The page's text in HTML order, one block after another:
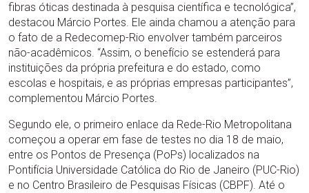
fibras óticas destinada à pesquisa científica e tecnológica”,
destacou Márcio Portes. Ele ainda chamou a atenção para
o fato de a Redecomep-Rio envolver também parceiros
não-acadêmicos. “Assim, o benefício se estenderá para
instituições da própria prefeitura e do estado, como
escolas e hospitais, e as próprias empresas participantes”,
complementou Márcio Portes.
Segundo ele, o primeiro enlace da Rede-Rio Metropolitana
começou a operar em fase de testes no dia 18 de maio,
entre os Pontos de Presença (PoPs) localizados na
Pontifícia Universidade Católica do Rio de Janeiro (PUC-Rio)
e no Centro Brasileiro de Pesquisas Físicas (CBPF). Até o